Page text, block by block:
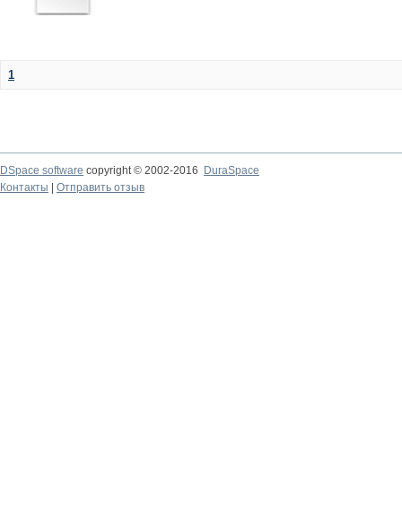
1
DSpace software copyright © 2002-2016
DuraSpace
Контакты
Отправить отзыв